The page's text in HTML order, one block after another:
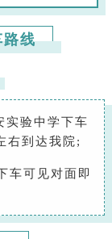
路线
验中学下车
右到达我院;
车可见对面即